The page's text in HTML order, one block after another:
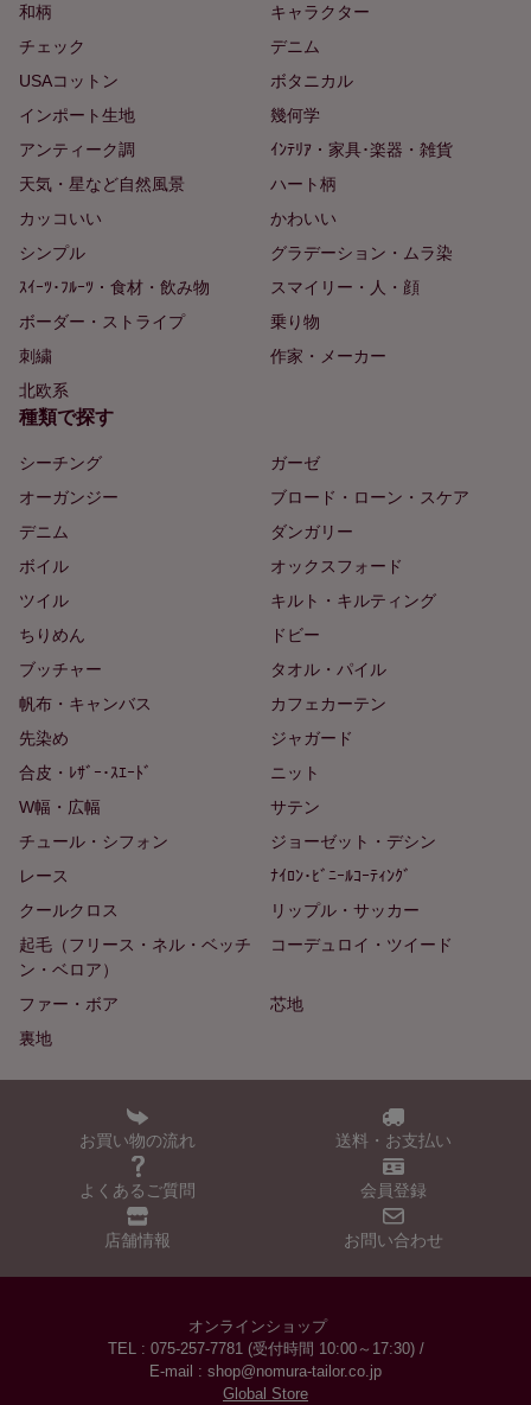
和柄
キャラクター
チェック
デニム
USAコットン
ボタニカル
インポート生地
幾何学
アンティーク調
ｲﾝﾃﾘｱ・家具･楽器・雑貨
天気・星など自然風景
ハート柄
カッコいい
かわいい
シンプル
グラデーション・ムラ染
ｽｲｰﾂ･ﾌﾙｰﾂ・食材・飲み物
スマイリー・人・顔
ボーダー・ストライプ
乗り物
刺繍
作家・メーカー
北欧系
種類で探す
シーチング
ガーゼ
オーガンジー
ブロード・ローン・スケア
デニム
ダンガリー
ボイル
オックスフォード
ツイル
キルト・キルティング
ちりめん
ドビー
ブッチャー
タオル・パイル
帆布・キャンバス
カフェカーテン
先染め
ジャガード
合皮・ﾚｻﾞｰ･ｽｴｰﾄﾞ
ニット
W幅・広幅
サテン
チュール・シフォン
ジョーゼット・デシン
レース
ﾅｲﾛﾝ･ﾋﾞﾆｰﾙｺｰﾃｨﾝｸﾞ
クールクロス
リップル・サッカー
起毛（フリース・ネル・ベッチ
ン・ベロア）
コーデュロイ・ツイード
ファー・ボア
芯地
裏地
お買い物の流れ 送料・お支払い
よくあるご質問 会員登録
店舗情報 お問い合わせ
オンラインショップ
TEL : 075-257-7781 (受付時間 10:00～17:30) /
E-mail : shop@nomura-tailor.co.jp
Global Store